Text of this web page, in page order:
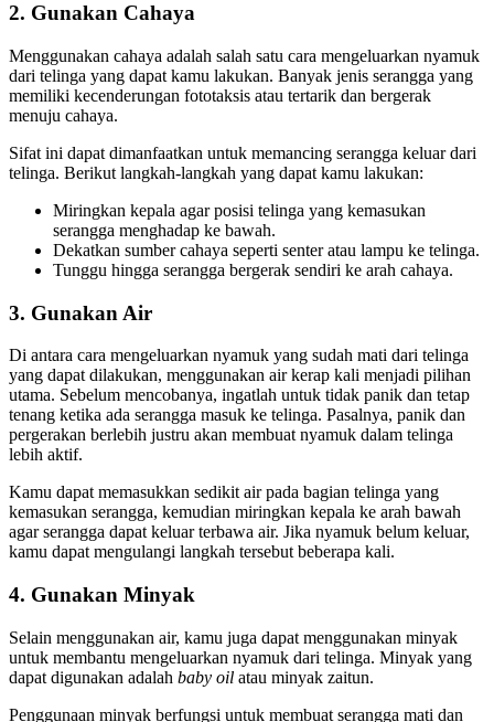
2. Gunakan Cahaya
Menggunakan cahaya adalah salah satu cara mengeluarkan nyamuk
dari telinga yang dapat kamu lakukan. Banyak jenis serangga yang
memiliki kecenderungan fototaksis atau tertarik dan bergerak
menuju cahaya.
Sifat ini dapat dimanfaatkan untuk memancing serangga keluar dari
telinga. Berikut langkah-langkah yang dapat kamu lakukan:
Miringkan kepala agar posisi telinga yang kemasukan
serangga menghadap ke bawah.
Dekatkan sumber cahaya seperti senter atau lampu ke telinga.
Tunggu hingga serangga bergerak sendiri ke arah cahaya.
3. Gunakan Air
Di antara cara mengeluarkan nyamuk yang sudah mati dari telinga
yang dapat dilakukan, menggunakan air kerap kali menjadi pilihan
utama. Sebelum mencobanya, ingatlah untuk tidak panik dan tetap
tenang ketika ada serangga masuk ke telinga. Pasalnya, panik dan
pergerakan berlebih justru akan membuat nyamuk dalam telinga
lebih aktif.
Kamu dapat memasukkan sedikit air pada bagian telinga yang
kemasukan serangga, kemudian miringkan kepala ke arah bawah
agar serangga dapat keluar terbawa air. Jika nyamuk belum keluar,
kamu dapat mengulangi langkah tersebut beberapa kali.
4. Gunakan Minyak
Selain menggunakan air, kamu juga dapat menggunakan minyak
untuk membantu mengeluarkan nyamuk dari telinga. Minyak yang
dapat digunakan adalah baby oil atau minyak zaitun.
Penggunaan minyak berfungsi untuk membuat serangga mati dan